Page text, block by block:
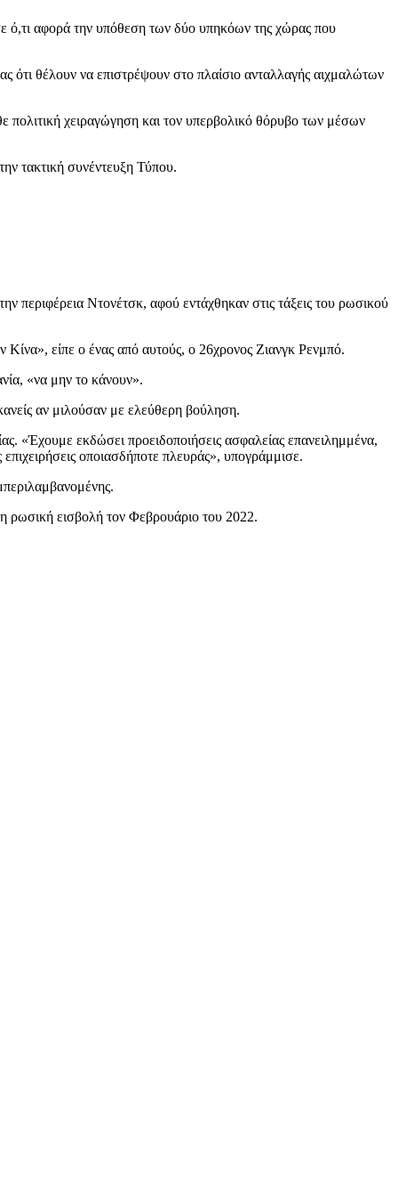
ό,τι αφορά την υπόθεση των δύο υπηκόων της χώρας που
ότι θέλουν να επιστρέψουν στο πλαίσιο ανταλλαγής αιχμαλώτων
πολιτική χειραγώγηση και τον υπερβολικό θόρυβο των μέσων
τακτική συνέντευξη Τύπου.
περιφέρεια Ντονέτσκ, αφού εντάχθηκαν στις τάξεις του ρωσικού
είπε ο ένας από αυτούς, ο 26χρονος Ζιανγκ Ρενμπό.
«να μην το κάνουν».
αν μιλούσαν με ελεύθερη βούληση.
«Έχουμε εκδώσει προειδοποιήσεις ασφαλείας επανειλημμένα,
οποιασδήποτε πλευράς», υπογράμμισε.
ρωσική εισβολή τον Φεβρουάριο του 2022.